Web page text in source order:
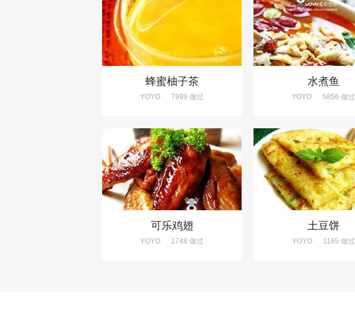
蜂蜜柚子茶
YOYO 7999 做过
水煮鱼
YOYO 5856 做过
可乐鸡翅
YOYO 1748 做过
土豆饼
YOYO1165 做过